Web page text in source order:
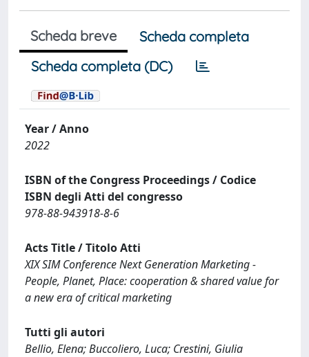
Scheda breve
Scheda completa
Scheda completa (DC)
Year / Anno
2022
ISBN of the Congress Proceedings / Codice
ISBN degli Atti del congresso
978-88-943918-8-6
Acts Title / Titolo Atti
XIX SIM Conference Next Generation Marketing -
People, Planet, Place: cooperation & shared value for
a new era of critical marketing
Tutti gli autori
Bellio, Elena; Buccoliero, Luca; Crestini, Giulia